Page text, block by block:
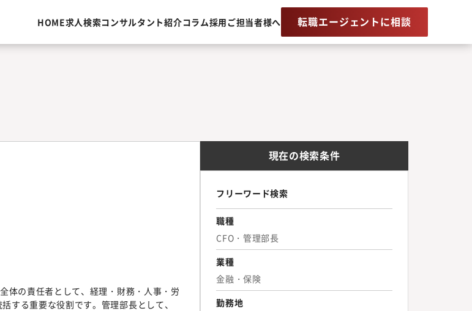
HOME求人検索コンサルタント紹介コラム採用ご担当者様へ 転職エージェントに相談
体の責任者として、経理・財務・人事・労
する重要な役割です。管理部長として、
現在の検索条件
フリーワード検索
職種
CFO・管理部長
業種
金融・保険
勤務地